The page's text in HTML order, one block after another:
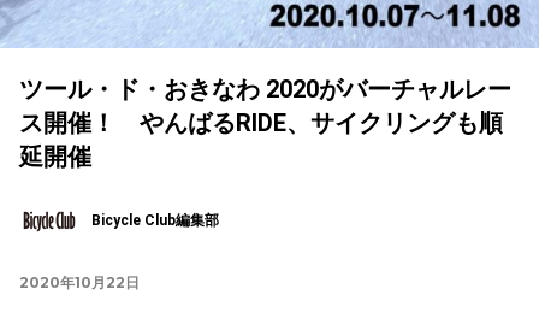
ツール・ド・おきなわ 2020がバーチャルレー
ス開催！ やんばるRIDE、サイクリングも順
延開催
Bicycle Club編集部
2020年10月22日